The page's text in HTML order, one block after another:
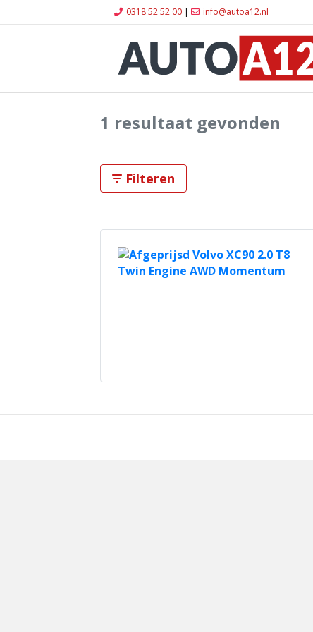
0318 52 52 00 | info@autoa12.nl
1 resultaat gevonden
Filteren